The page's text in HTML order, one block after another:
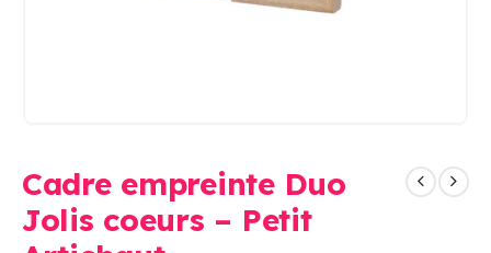
Cadre empreinte Duo
Jolis coeurs – Petit